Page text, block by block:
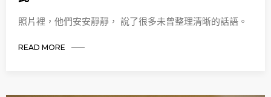
照片裡，他們安安靜靜， 說了很多未曾整理清晰的話語。
READ MORE